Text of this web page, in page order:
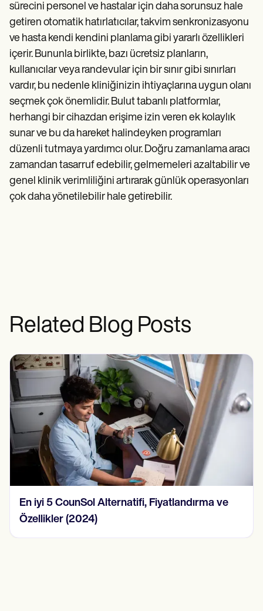
sürecini personel ve hastalar için daha sorunsuz hale
getiren otomatik hatırlatıcılar, takvim senkronizasyonu
ve hasta kendi kendini planlama gibi yararlı özellikleri
içerir. Bununla birlikte, bazı ücretsiz planların,
kullanıcılar veya randevular için bir sınır gibi sınırları
vardır, bu nedenle kliniğinizin ihtiyaçlarına uygun olanı
seçmek çok önemlidir. Bulut tabanlı platformlar,
herhangi bir cihazdan erişime izin veren ek kolaylık
sunar ve bu da hareket halindeyken programları
düzenli tutmaya yardımcı olur. Doğru zamanlama aracı
zamandan tasarruf edebilir, gelmemeleri azaltabilir ve
genel klinik verimliliğini artırarak günlük operasyonları
çok daha yönetilebilir hale getirebilir.
Related Blog Posts
Alternatifi, Fiyatlandırma ve
(2024)
2024'te